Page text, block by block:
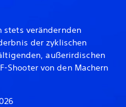
stets verändernden
der zyklischen
außerirdischen
Shooter von den Machern